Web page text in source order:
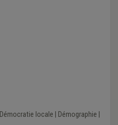
Démocratie locale Démographie